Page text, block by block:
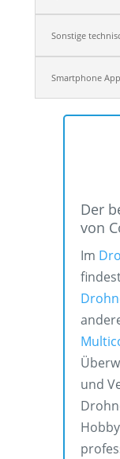
Sonstige
Smartphone
Der
von
Im
und